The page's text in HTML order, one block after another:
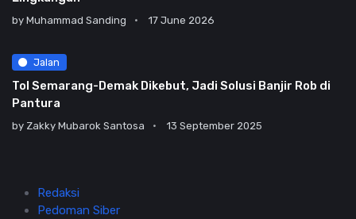
by Muhammad Sanding 17 June 2026
Jalan
Tol Semarang-Demak Dikebut, Jadi Solusi Banjir Rob di
Pantura
by Zakky Mubarok Santosa 13 September 2025
Redaksi
Pedoman Siber